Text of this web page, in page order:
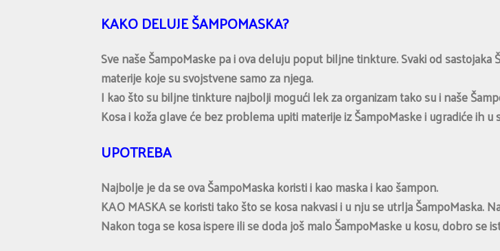
KAKO DELUJE ŠAMPOMASKA?
Sve naše ŠampoMaske pa i ova deluju poput biljne tinkture. Svaki od
materije koje su svojstvene samo za njega.
I kao što su biljne tinkture najbolji mogući lek za organizam tako su i naše
Kosa i koža glave će bez problema upiti materije iz ŠampoMaske i ugradiće ih u
UPOTREBA
Najbolje je da se ova ŠampoMaska koristi i kao maska i kao šampon.
KAO MASKA se koristi tako što se kosa nakvasi i u nju se utrlja ŠampoMaska.
Nakon toga se kosa ispere ili se doda još malo ŠampoMaske u kosu, dobro se